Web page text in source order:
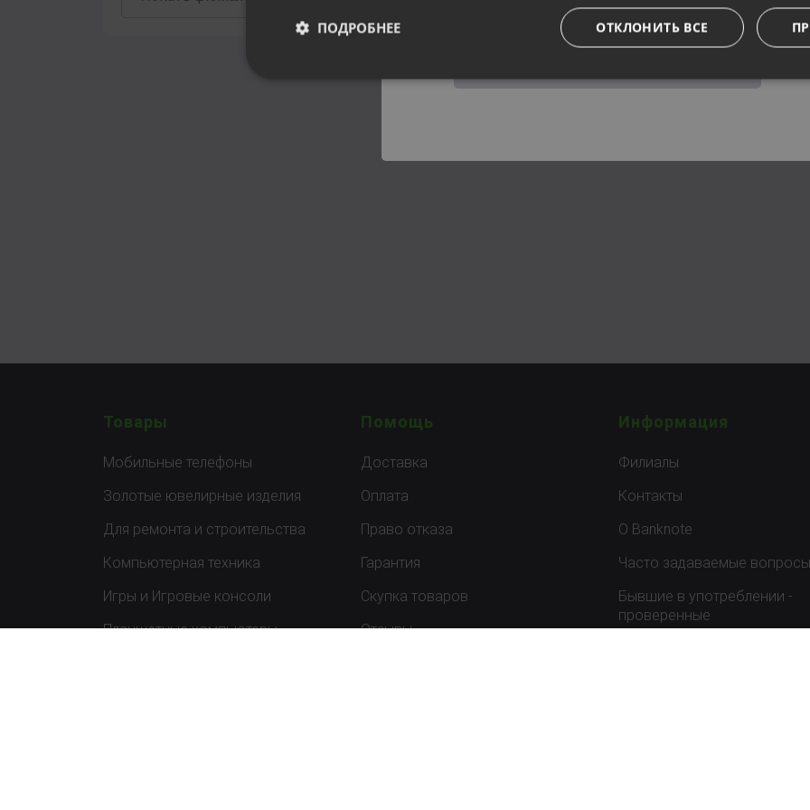
Товары
Мобильные телефоны
Золотые ювелирные изделия
Для ремонта и строительства
Компьютерная техника
Игры и Игровые консоли
Планшетные компьютеры
Помощь
Доставка
Оплата
Право отказа
Гарантия
Скупка товаров
Отзывы
Информация
Филиалы
Контакты
О Banknote
Часто задаваемые вопросы
Бывшие в употреблении -
проверенные
ОТКЛОНИТЬ ВСЕ
ПОДРОБНЕЕ